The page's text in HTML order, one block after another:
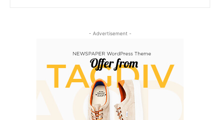
- Advertisement -